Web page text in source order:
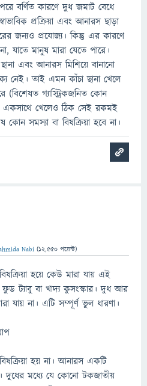
বর্ণিত কারণে দুধ জমাট বেধে
প্রক্রিয়া এবং আনারস ছাড়া
জন্যও প্রযোজ্য। কিন্তু এর কারণে
যাতে মানুষ মারা যেতে পারে।
এবং আনারস মিশিয়ে বানানো
নেই। তাই এমন কাঁচা ছানা খেলে
(বিশেষত গ্যাস্ট্রিকজনিত কোন
খেলেও ঠিক সেই রকমই
কোন সমস্যা বা বিষক্রিয়া হবে না।
Nabi (12,550 পয়েন্ট)
হয়ে কেউ মারা যায় এই
ট্যাবু বা খাদ্য কুসংস্কার। দুধ আর
যায় না। এটি সম্পূর্ণ ভুল ধারণা।
হয় না। আনারস একটি
দুধের মধ্যে যে কোনো টকজাতীয়